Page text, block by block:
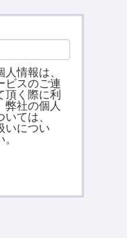
情報は、
ビスのご連
頂く際に利
弊社の個人
ては、
いについ